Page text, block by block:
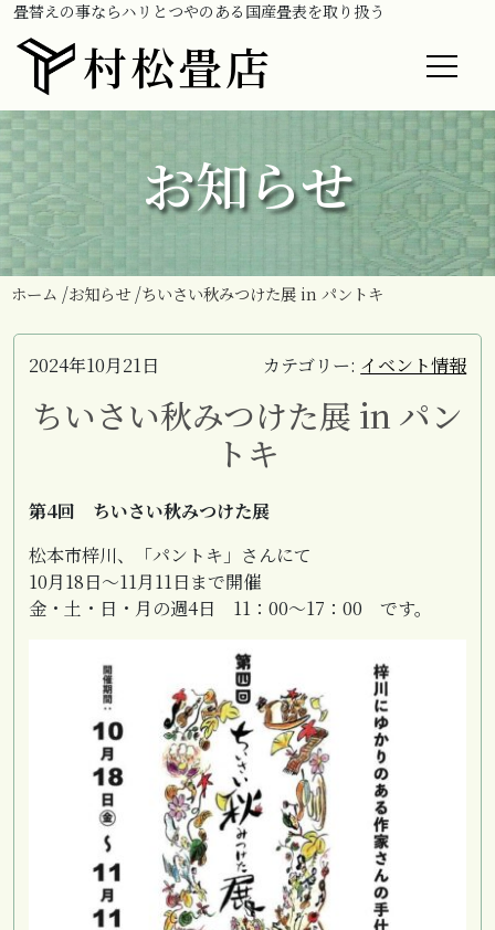
畳替えの事ならハリとつやのある国産畳表を取り扱う
村松畳店
お知らせ
ホーム お知らせ ちいさい秋みつけた展 in パントキ
2024年10月21日 カテゴリー: イベント情報
ちいさい秋みつけた展 in パン
トキ
第4回 ちいさい秋みつけた展
松本市梓川、「パントキ」さんにて
10月18日～11月11日まで開催
金・土・日・月の週4日 11：00～17：00 です。